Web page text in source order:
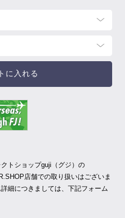
に入れる
トショップguji（グジ）の
店舗での取り扱いはございま
細につきましては、下記フォーム